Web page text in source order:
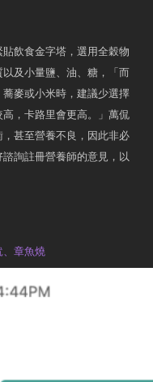
飲食金字塔，選用全穀物
及小量鹽、油、糖，「而
麥或小米時，建議少選擇
，卡路里會更高。」萬侃
甚至營養不良，因此非必
詢註冊營養師的意見，以
、章魚燒